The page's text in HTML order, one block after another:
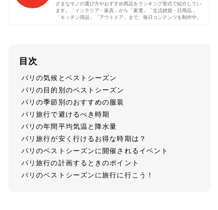
ざまなモノの選び方やおすすめ商品をランキング形式で紹介してい
ます。「インテリア・家具」から「家電」「生活雑貨・日用品」
「キッチン用品」「アウトドア」まで、毎日コンテンツを制作中。
目次
パリの気候とベストシーズン
パリの目的別のベストシーズン
パリの季節別のおすすめの服装
パリ旅行で避けるべき時期
パリの年間平均気温と降水量
パリ旅行が安く行けるお得な時期は？
パリのベストシーズンに開催されるイベント
パリ旅行の計画するときのポイント
パリのベストシーズンに旅行に行こう！